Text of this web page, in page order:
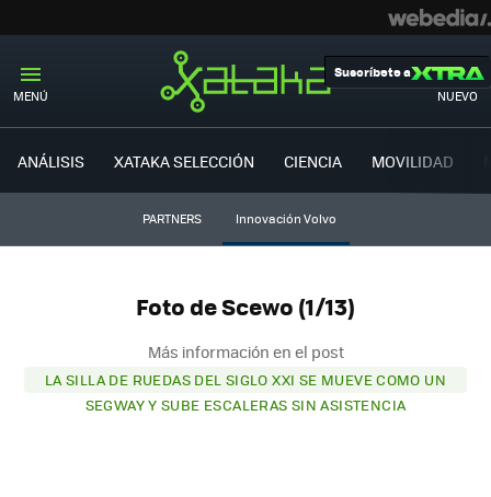
MENÚ NUEVO
Suscríbete a
ANÁLISIS XATAKA SELECCIÓN CIENCIA MOVILIDAD
PARTNERS Innovación Volvo
Foto de Scewo (1/13)
Más información en el post
LA SILLA DE RUEDAS DEL SIGLO XXI SE MUEVE COMO UN
SEGWAY Y SUBE ESCALERAS SIN ASISTENCIA